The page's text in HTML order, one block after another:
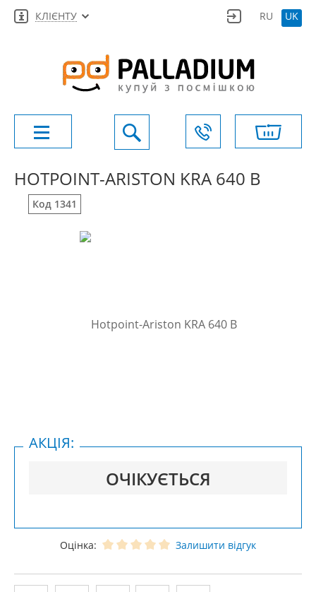
КЛІЄНТУ RU UK
HOTPOINT-ARISTON KRA 640 B
Код 1341
ОЧІКУЄТЬСЯ
АКЦІЯ:
Оцінка: Залишити відгук